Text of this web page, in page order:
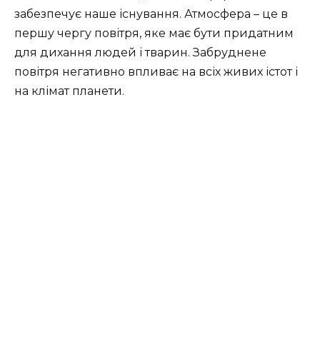
забезпечує наше існування. Атмосфера – це в
першу чергу повітря, яке має бути придатним
для дихання людей і тварин. Забруднене
повітря негативно впливає на всіх живих істот і
на клімат планети.